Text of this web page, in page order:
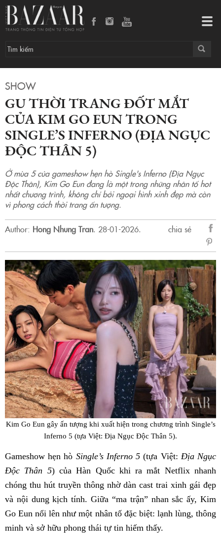
SHOW
GU THỜI TRANG ĐỐT MẮT
CỦA KIM GO EUN TRONG
SINGLE’S INFERNO (ĐỊA NGỤC
ĐỘC THÂN 5)
Ở mùa 5 của gameshow hẹn hò Single's Inferno (Địa Ngục
Độc Thân), Kim Go Eun đang là một trong những nhân tố hot
nhất chương trình, không chỉ bởi ngoại hình xinh đẹp mà còn
vì phong cách thời trang ấn tượng.
Author: Hong Nhung Tran. 28-01-2026.
chia sẻ
sẻ
Kim Go Eun gây ấn tượng khi xuất hiện trong chương trình Single’s
Inferno 5 (tựa Việt: Địa Ngục Độc Thân 5).
Gameshow hẹn hò Single’s Inferno 5 (tựa Việt: Địa Ngục
Độc Thân 5) của Hàn Quốc khi ra mắt Netflix nhanh
chóng thu hút truyền thông nhờ dàn cast trai xinh gái đẹp
và nội dung kịch tính. Giữa “ma trận” nhan sắc ấy, Kim
Go Eun nổi lên như một nhân tố đặc biệt: lạnh lùng, thông
minh và sở hữu phong thái tự tin hiếm thấy.